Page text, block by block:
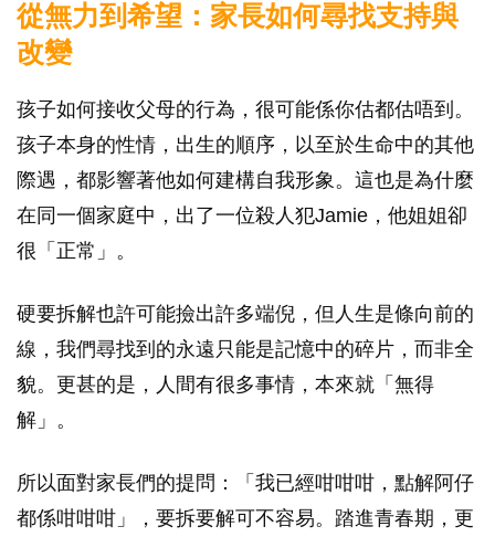
從無力到希望：家長如何尋找支持與
改變
孩子如何接收父母的行為，很可能係你估都估唔到。
孩子本身的性情，出生的順序，以至於生命中的其他
際遇，都影響著他如何建構自我形象。這也是為什麼
在同一個家庭中，出了一位殺人犯Jamie，他姐姐卻
很「正常」。
硬要拆解也許可能撿出許多端倪，但人生是條向前的
線，我們尋找到的永遠只能是記憶中的碎片，而非全
貌。更甚的是，人間有很多事情，本來就「無得
解」。
所以面對家長們的提問：「我已經咁咁咁，點解阿仔
都係咁咁咁」，要拆要解可不容易。踏進青春期，更